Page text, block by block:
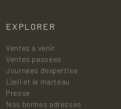
EXPLORER
Ventes à venir
Ventes passées
Journées d'expertise
L'œil et le marteau
Presse
Nos bonnes adresses